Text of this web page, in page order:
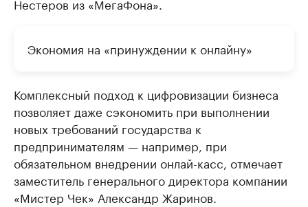
Нестеров из «МегаФона».
Экономия на «принуждении к онлайну»
Комплексный подход к цифровизации бизнеса
позволяет даже сэкономить при выполнении
новых требований государства к
предпринимателям — например, при
обязательном внедрении онлай-касс, отмечает
заместитель генерального директора компании
«Мистер Чек» Александр Жаринов.